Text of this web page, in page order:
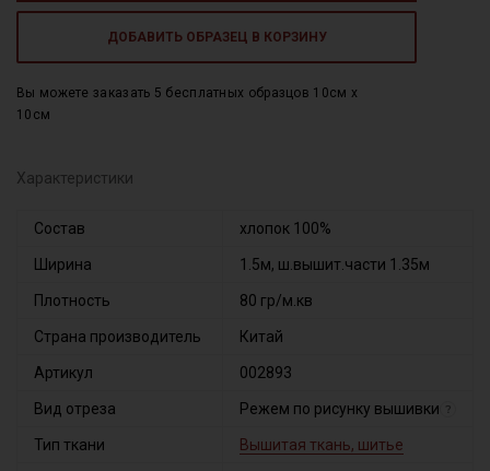
ДОБАВИТЬ ОБРАЗЕЦ В КОРЗИНУ
Вы можете заказать 5 бесплатных образцов 10см x
10см
Характеристики
Состав хлопок 100%
Ширина 1.5м, ш.вышит.части 1.35м
Плотность 80 гр/м.кв
Страна производитель Китай
Артикул 002893
Вид отреза Режем по рисунку вышивки ?
Тип ткани Вышитая ткань, шитье